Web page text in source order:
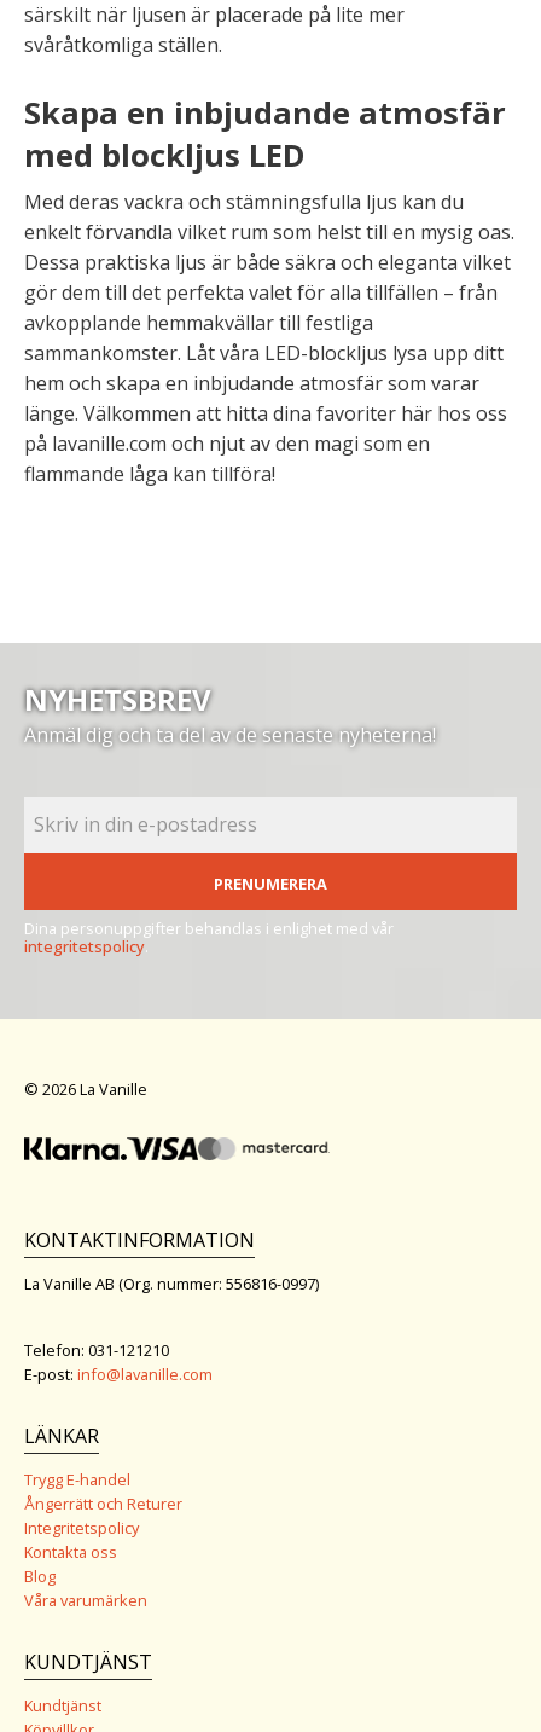
särskilt när ljusen är placerade på lite mer
svåråtkomliga ställen.
Skapa en inbjudande atmosfär
med blockljus LED
Med deras vackra och stämningsfulla ljus kan du
enkelt förvandla vilket rum som helst till en mysig oas.
Dessa praktiska ljus är både säkra och eleganta vilket
gör dem till det perfekta valet för alla tillfällen – från
avkopplande hemmakvällar till festliga
sammankomster. Låt våra LED-blockljus lysa upp ditt
hem och skapa en inbjudande atmosfär som varar
länge. Välkommen att hitta dina favoriter här hos oss
på lavanille.com och njut av den magi som en
flammande låga kan tillföra!
NYHETSBREV
Anmäl dig och ta del av de senaste nyheterna!
PRENUMERERA
Dina personuppgifter behandlas i enlighet med vår
integritetspolicy.
© 2026 La Vanille
KONTAKTINFORMATION
La Vanille AB (Org. nummer: 556816-0997)
Telefon: 031-121210
E-post: info@lavanille.com
LÄNKAR
Trygg E-handel
Ångerrätt och Returer
Integritetspolicy
Kontakta oss
Blog
Våra varumärken
KUNDTJÄNST
Kundtjänst